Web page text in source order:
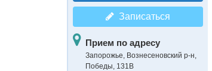
Записаться
Прием по адресу
Запорожье, Вознесеновский р-н,
Победы, 131В